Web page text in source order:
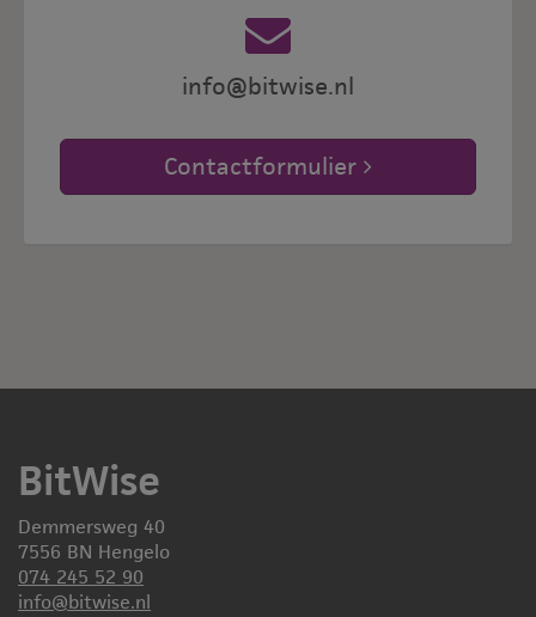
info@bitwise.nl
Contactformulier
BitWise
Demmersweg 40
7556 BN Hengelo
074 245 52 90
info@bitwise.nl